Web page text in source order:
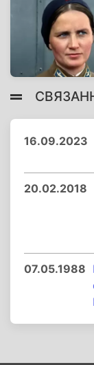
16.09.2023
20.02.2018
07.05.1988